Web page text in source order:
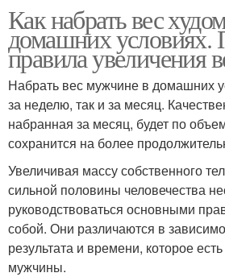
Как набрать вес
домашних
правила увеличения
Набрать вес мужчине в домашних
за неделю, так и за месяц.
набранная за месяц, будет по
сохранится на более
Увеличивая массу собственного
сильной половины человечества
руководствоваться основными
собой. Они различаются в
результата и времени, которое
мужчины.